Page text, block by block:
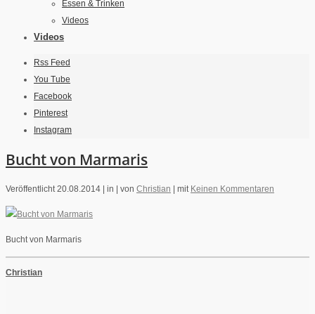
Essen & Trinken
Videos
Videos
Rss Feed
You Tube
Facebook
Pinterest
Instagram
Bucht von Marmaris
Veröffentlicht 20.08.2014 | in | von Christian mit Keinen Kommentaren
Bucht von Marmaris
Christian